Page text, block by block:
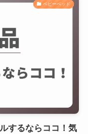
ベビーベッド
するならココ！気